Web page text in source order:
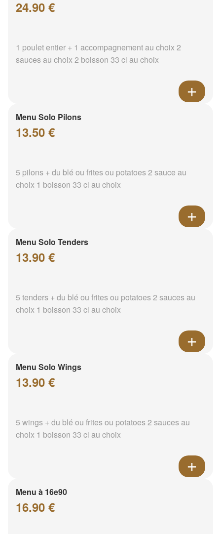
24.90 €
1 poulet entier + 1 accompagnement au choix 2
sauces au choix 2 boisson 33 cl au choix
Menu Solo Pilons
13.50 €
5 pilons + du blé ou frites ou potatoes 2 sauce au
choix 1 boisson 33 cl au choix
Menu Solo Tenders
13.90 €
5 tenders + du blé ou frites ou potatoes 2 sauces au
choix 1 boisson 33 cl au choix
Menu Solo Wings
13.90 €
5 wings + du blé ou frites ou potatoes 2 sauces au
choix 1 boisson 33 cl au choix
Menu à 16e90
16.90 €